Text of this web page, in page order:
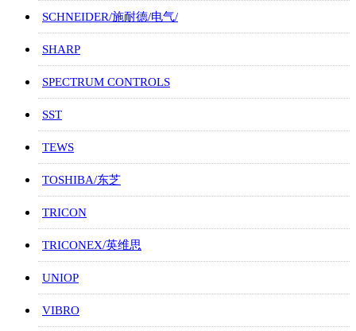
SCHNEIDER/施耐德/电气/
SHARP
SPECTRUM CONTROLS
SST
TEWS
TOSHIBA/东芝
TRICON
TRICONEX/英维思
UNIOP
VIBRO